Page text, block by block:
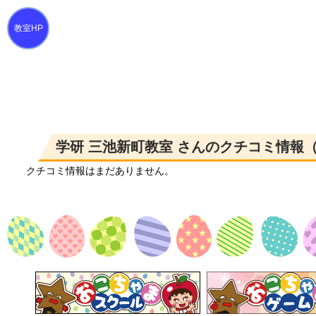
学研 三池新町教室 さんのクチコミ情報
クチコミ情報はまだありません。